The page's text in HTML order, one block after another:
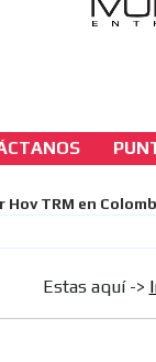
pasara
Estas aquí ->